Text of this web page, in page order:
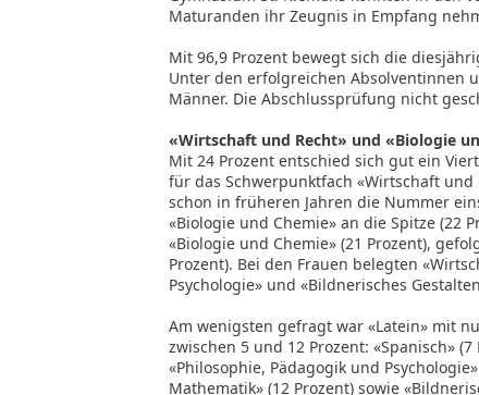
Maturanden ihr Zeugnis in Empfang
Mit 96,9 Prozent bewegt sich die
Unter den erfolgreichen Absolventinnen
Männer. Die Abschlussprüfung nicht
«Wirtschaft und Recht» und «Biologie
Mit 24 Prozent entschied sich gut ein
für das Schwerpunktfach «Wirtschaft
schon in früheren Jahren die Nummer
«Biologie und Chemie» an die Spitze (22
«Biologie und Chemie» (21 Prozent),
Prozent). Bei den Frauen belegten
Psychologie» und «Bildnerisches
Am wenigsten gefragt war «Latein» mit
zwischen 5 und 12 Prozent: «Spanisch»
«Philosophie, Pädagogik und
Mathematik» (12 Prozent) sowie